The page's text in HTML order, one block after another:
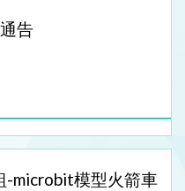
告
-microbit模型火箭車